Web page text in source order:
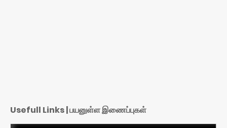
Usefull Links | பயனுள்ள இணைப்புகள்